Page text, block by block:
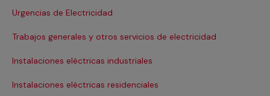
Urgencias de Electricidad
Trabajos generales y otros servicios de electricidad
Instalaciones eléctricas industriales
Instalaciones eléctricas residenciales